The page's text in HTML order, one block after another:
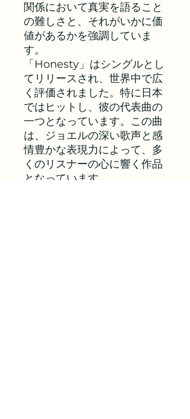
関係において真実を語ること
の難しさと、それがいかに価
値があるかを強調していま
す。
「Honesty」はシングルとし
てリリースされ、世界中で広
く評価されました。特に日本
ではヒットし、彼の代表曲の
一つとなっています。この曲
は、ジョエルの深い歌声と感
情豊かな表現力によって、多
くのリスナーの心に響く作品
となっています。